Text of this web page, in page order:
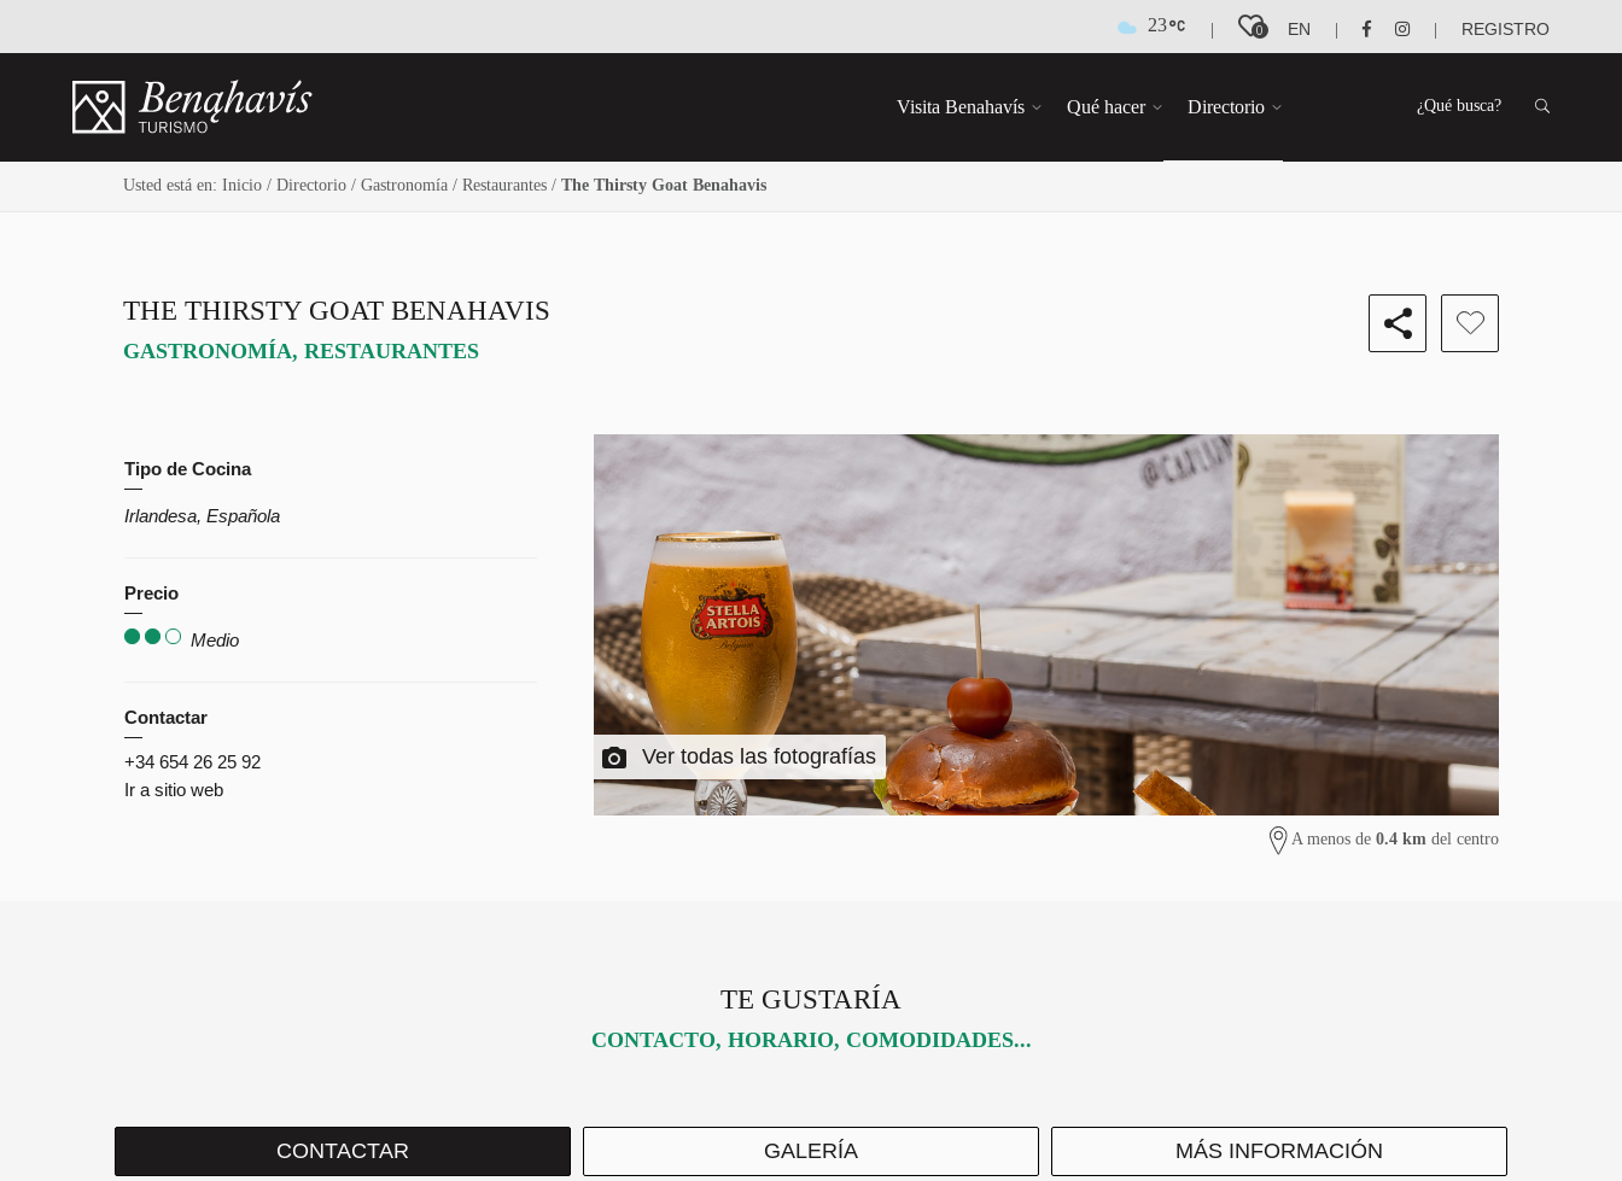
23 0 EN REGISTRO
Visita Benahavís Qué hacer Directorio
Usted está en: Inicio / Directorio / Gastronomía / Restaurantes / The Thirsty Goat Benahavis
THE THIRSTY GOAT BENAHAVIS
GASTRONOMÍA, RESTAURANTES
Tipo de Cocina
Irlandesa, Española
Precio
Medio
Contactar
+34 654 26 25 92
Ir a sitio web
Ver todas las fotografías
A menos de 0.4 km del centro
TE GUSTARÍA
CONTACTO, HORARIO, COMODIDADES...
CONTACTAR GALERÍA MÁS INFORMACIÓN